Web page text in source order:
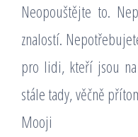
Neopouštějte to.
znalostí.
pro lidi, kteří jsou na
stále tady, věčně
Mooji